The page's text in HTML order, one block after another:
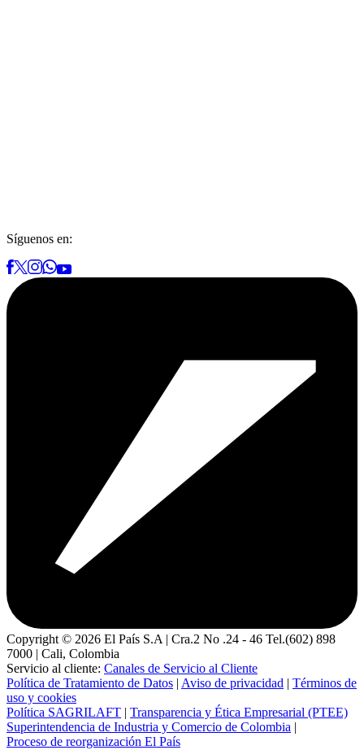
Síguenos en:
Copyright © 2026 El País S.A | Cra.2 No .24 - 46 Tel.(602) 898
7000 | Cali, Colombia
Servicio al cliente: Canales de Servicio al Cliente
Política de Tratamiento de Datos | Aviso de privacidad | Términos de
uso y cookies
Política SAGRILAFT | Transparencia y Ética Empresarial (PTEE)
Superintendencia de Industria y Comercio de Colombia |
Proceso de reorganización El País